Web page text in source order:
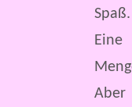
Spaß.
Eine
Aber